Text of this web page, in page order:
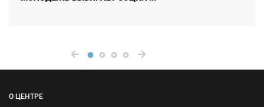
О ЦЕНТРЕ